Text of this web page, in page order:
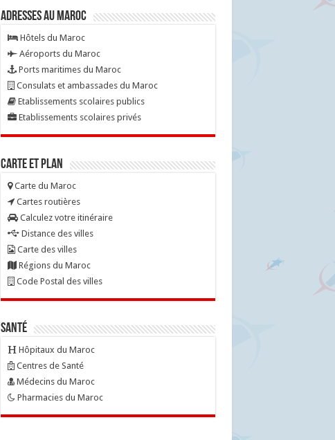
Adresses au Maroc
Hôtels du Maroc
Aéroports du Maroc
Ports maritimes du Maroc
Consulats et ambassades du Maroc
Etablissements scolaires publics
Etablissements scolaires privés
Carte et Plan
Carte du Maroc
Cartes routières
Calculez votre itinéraire
Distance des villes
Carte des villes
Régions du Maroc
Code Postal des villes
Santé
Hôpitaux du Maroc
Centres de Santé
Médecins du Maroc
Pharmacies du Maroc